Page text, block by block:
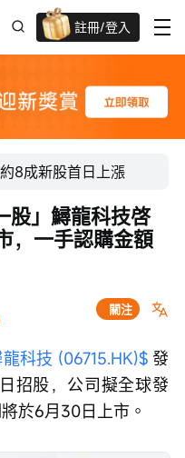
註冊/登入
迎新驚喜賞 股票/BTC等任你揀!
8成新股首日上漲
關注
股」鱘龍科技啓
，一手認購金額
科技 (06715.HK)$ 發
招股，公司擬全球發
於6月30日上市。